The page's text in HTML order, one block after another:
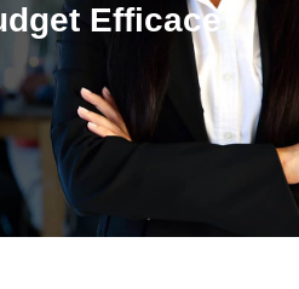
Efficace